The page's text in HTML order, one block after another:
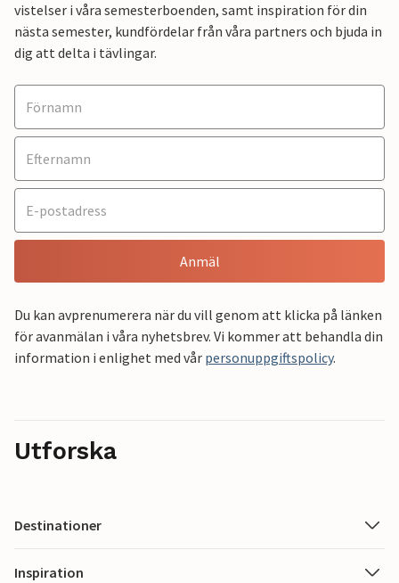
vistelser i våra semesterboenden, samt inspiration för din
nästa semester, kundfördelar från våra partners och bjuda in
dig att delta i tävlingar.
Anmäl
Du kan avprenumerera när du vill genom att klicka på länken
för avanmälan i våra nyhetsbrev. Vi kommer att behandla din
information i enlighet med vår personuppgiftspolicy.
Utforska
Destinationer
Inspiration